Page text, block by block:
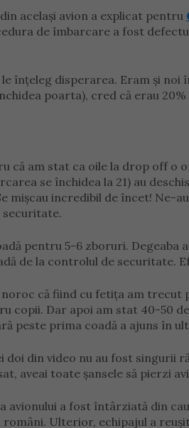
același avion a explicat pentru
de îmbarcare a fost
le înţeleg disperarea. Eram şi
poarta), cred că erau
că am stat ca oile la drop off o
se închidea la 21) au
mişcau incredibil de încet! Ne-
pentru 5-6 zboruri.
de la controlul de securitate.
că fiind cu fetiţa am trecut
copii. Dar apoi am stat 40-50
peste prima coadă a ajuns în
doi din video nu au fost singurii
aveai toate şansele să pierzi
avionului a fost întârziată din
români. Ulterior, echipajul a